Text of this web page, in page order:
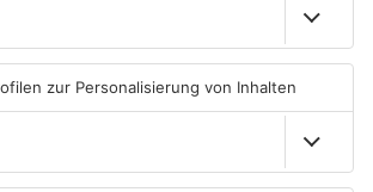
ANZEIGE